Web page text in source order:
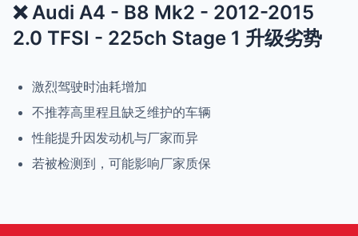
❌ Audi A4 - B8 Mk2 - 2012-2015
2.0 TFSI - 225ch Stage 1 升级劣势
激烈驾驶时油耗增加
不推荐高里程且缺乏维护的车辆
性能提升因发动机与厂家而异
若被检测到，可能影响厂家质保